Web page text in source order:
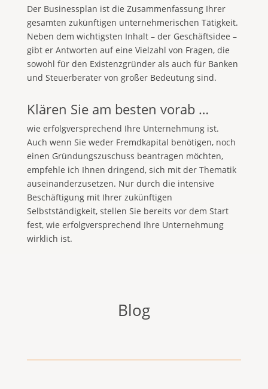
Der Businessplan ist die Zusammenfassung Ihrer
gesamten zukünftigen unternehmerischen Tätigkeit.
Neben dem wichtigsten Inhalt – der Geschäftsidee –
gibt er Antworten auf eine Vielzahl von Fragen, die
sowohl für den Existenzgründer als auch für Banken
und Steuerberater von großer Bedeutung sind.
Klären Sie am besten vorab …
wie erfolgversprechend Ihre Unternehmung ist.
Auch wenn Sie weder Fremdkapital benötigen, noch
einen Gründungszuschuss beantragen möchten,
empfehle ich Ihnen dringend, sich mit der Thematik
auseinanderzusetzen. Nur durch die intensive
Beschäftigung mit Ihrer zukünftigen
Selbstständigkeit, stellen Sie bereits vor dem Start
fest, wie erfolgversprechend Ihre Unternehmung
wirklich ist.
Blog